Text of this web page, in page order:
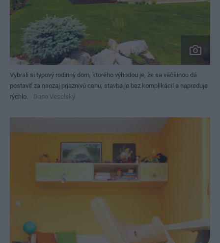
Vybrali si typový rodinný dom, ktorého výhodou je, že sa väčšinou dá
postaviť za naozaj priaznivú cenu, stavba je bez komplikácií a napreduje
rýchlo.
Dano Veselský